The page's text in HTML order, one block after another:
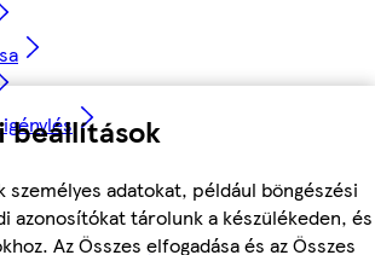
beállítások
személyes adatokat, például böngészési
azonosítókat tárolunk a készülékeden, és
Az Összes elfogadása és az Összes